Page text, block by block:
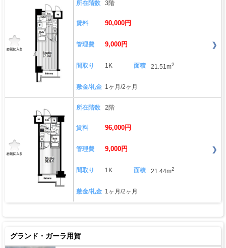
所在階数 3階
賃料 90,000円
管理費 9,000円
間取り 1K 面積 21.51m2
敷金/礼金 1ヶ月/2ヶ月
所在階数 2階
賃料 96,000円
管理費 9,000円
間取り 1K 面積 21.44m2
敷金/礼金 1ヶ月/2ヶ月
グランド・ガーラ用賀